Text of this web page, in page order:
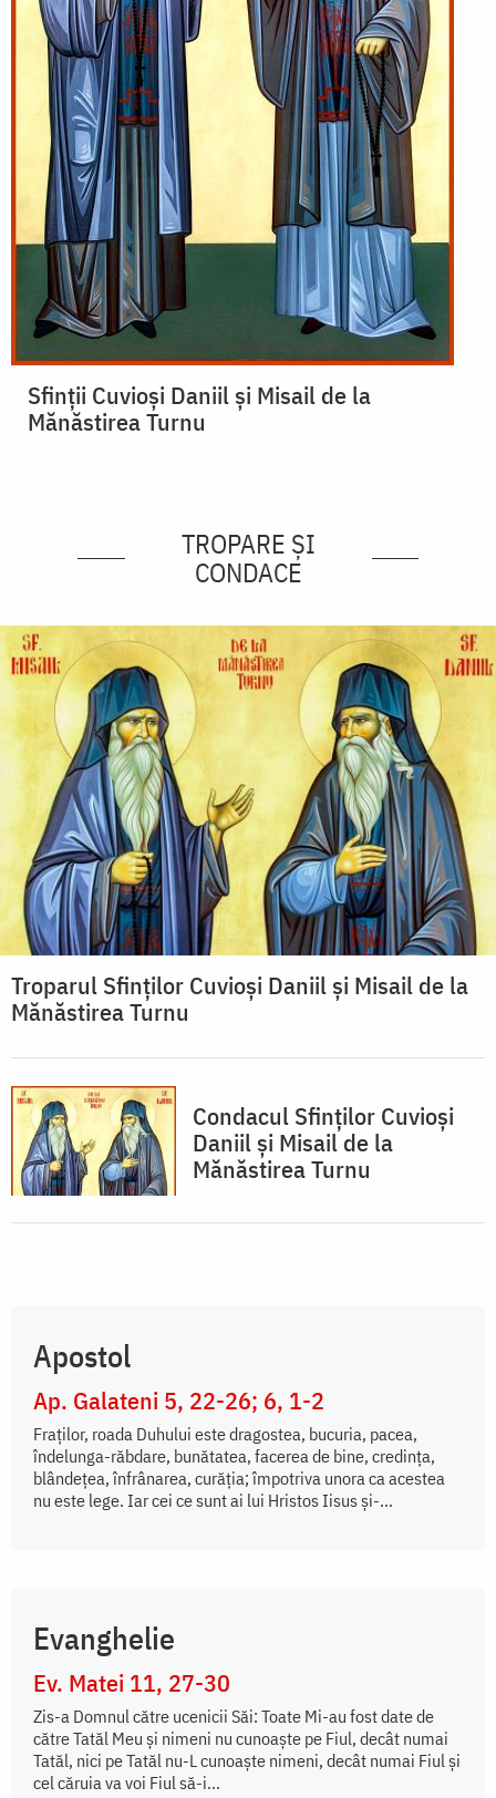
Sfinții Cuvioși Daniil și Misail de la
Mănăstirea Turnu
TROPARE ȘI
CONDACE
Troparul Sfinţilor Cuvioşi Daniil şi Misail de la
Mănăstirea Turnu
Condacul Sfinţilor Cuvioşi
Daniil şi Misail de la
Mănăstirea Turnu
Apostol
Ap. Galateni 5, 22-26; 6, 1-2
Fraților, roada Duhului este dragostea, bucuria, pacea,
îndelunga-răbdare, bunătatea, facerea de bine, credința,
blândețea, înfrânarea, curăția; împotriva unora ca acestea
nu este lege. Iar cei ce sunt ai lui Hristos Iisus și-...
Evanghelie
Ev. Matei 11, 27-30
Zis-a Domnul către ucenicii Săi: Toate Mi-au fost date de
către Tatăl Meu și nimeni nu cunoaște pe Fiul, decât numai
Tatăl, nici pe Tatăl nu-L cunoaște nimeni, decât numai Fiul și
cel căruia va voi Fiul să-i...